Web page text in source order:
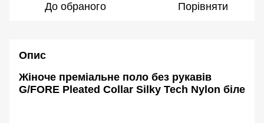
До обраного Порівняти
Опис
Жіноче преміальне поло без рукавів
G/FORE Pleated Collar Silky Tech Nylon біле